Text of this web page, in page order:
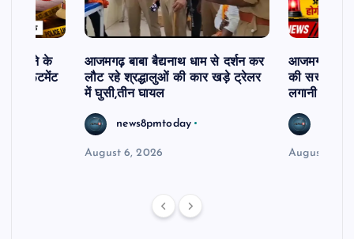
दिलाने के
रिक्रूटमेंट
आजमगढ़ बाबा बैद्यनाथ धाम से दर्शन कर
लौट रहे श्रद्धालुओं की कार खड़े ट्रेलर
में घुसी,तीन घायल
news8pmtoday
August 6, 2026
आजमगढ़ में 5
की सख्त
लगानी होगी
August 5,